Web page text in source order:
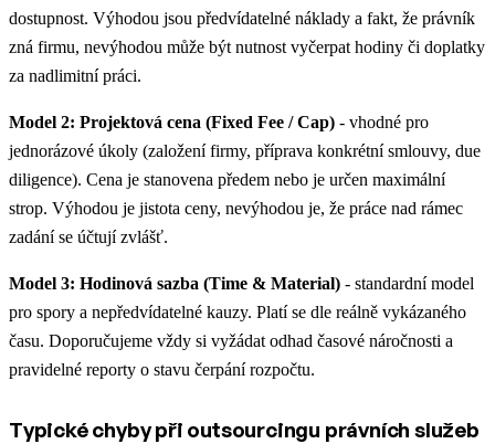
dostupnost. Výhodou jsou předvídatelné náklady a fakt, že právník
zná firmu, nevýhodou může být nutnost vyčerpat hodiny či doplatky
za nadlimitní práci.
Model 2: Projektová cena (Fixed Fee / Cap) - vhodné pro
jednorázové úkoly (založení firmy, příprava konkrétní smlouvy, due
diligence). Cena je stanovena předem nebo je určen maximální
strop. Výhodou je jistota ceny, nevýhodou je, že práce nad rámec
zadání se účtují zvlášť.
Model 3: Hodinová sazba (Time & Material) - standardní model
pro spory a nepředvídatelné kauzy. Platí se dle reálně vykázaného
času. Doporučujeme vždy si vyžádat odhad časové náročnosti a
pravidelné reporty o stavu čerpání rozpočtu.
Typické chyby při outsourcingu právních služeb